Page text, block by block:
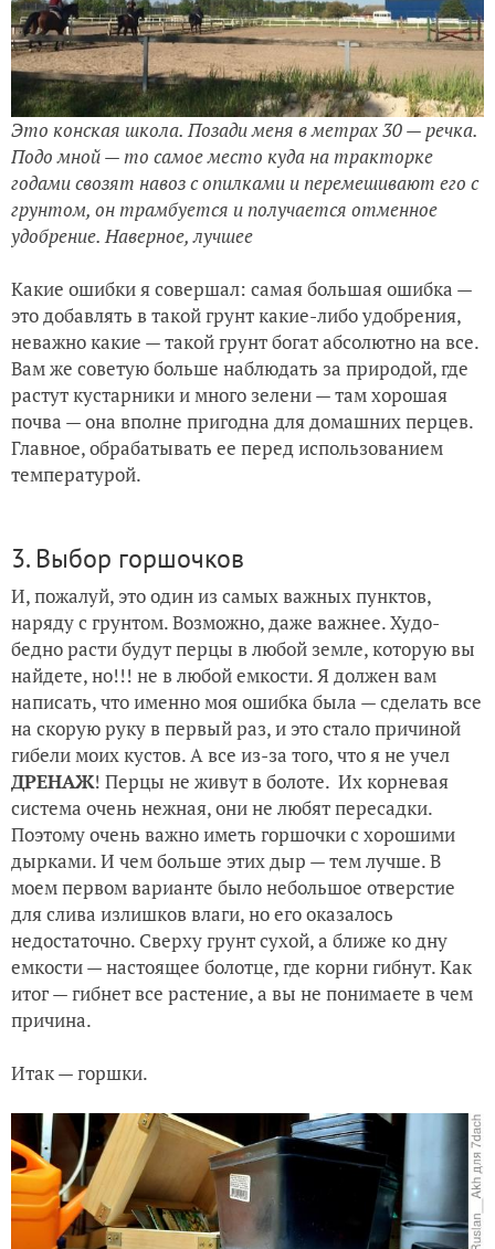
Это конская школа. Позади меня в метрах 30 — речка.
Подо мной — то самое место куда на тракторке
годами свозят навоз с опилками и перемешивают его с
грунтом, он трамбуется и получается отменное
удобрение. Наверное, лучшее
Какие ошибки я совершал: самая большая ошибка —
это добавлять в такой грунт какие-либо удобрения,
неважно какие — такой грунт богат абсолютно на все.
Вам же советую больше наблюдать за природой, где
растут кустарники и много зелени — там хорошая
почва — она вполне пригодна для домашних перцев.
Главное, обрабатывать ее перед использованием
температурой.
3. Выбор горшочков
И, пожалуй, это один из самых важных пунктов,
наряду с грунтом. Возможно, даже важнее. Худо-
бедно расти будут перцы в любой земле, которую вы
найдете, но!!! не в любой емкости. Я должен вам
написать, что именно моя ошибка была — сделать все
на скорую руку в первый раз, и это стало причиной
гибели моих кустов. А все из-за того, что я не учел
ДРЕНАЖ! Перцы не живут в болоте. Их корневая
система очень нежная, они не любят пересадки.
Поэтому очень важно иметь горшочки с хорошими
дырками. И чем больше этих дыр — тем лучше. В
моем первом варианте было небольшое отверстие
для слива излишков влаги, но его оказалось
недостаточно. Сверху грунт сухой, а ближе ко дну
емкости — настоящее болотце, где корни гибнут. Как
итог — гибнет все растение, а вы не понимаете в чем
причина.
Итак — горшки.